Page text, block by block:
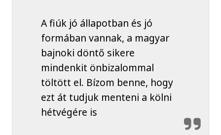
A fiúk jó állapotban és jó
formában vannak, a magyar
bajnoki döntő sikere
mindenkit önbizalommal
töltött el. Bízom benne, hogy
ezt át tudjuk menteni a kölni
hétvégére is